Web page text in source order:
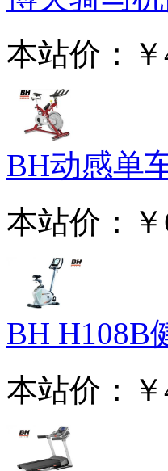
本站价：
BH动感单
本站价：
BH H108B
本站价：